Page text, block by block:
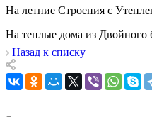
На летние Строения с
На теплые дома из Двойного
Назад к списку